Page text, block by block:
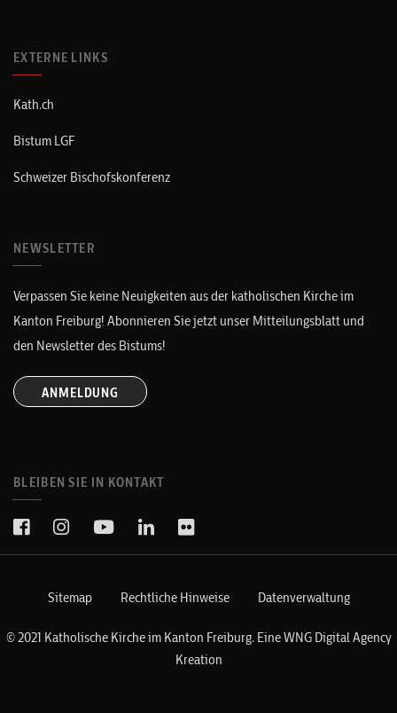
EXTERNE LINKS
Kath.ch
Bistum LGF
Schweizer Bischofskonferenz
NEWSLETTER
Verpassen Sie keine Neuigkeiten aus der katholischen Kirche im
Kanton Freiburg! Abonnieren Sie jetzt unser Mitteilungsblatt und
den Newsletter des Bistums!
ANMELDUNG
BLEIBEN SIE IN KONTAKT
Sitemap Rechtliche Hinweise Datenverwaltung
© 2021 Katholische Kirche im Kanton Freiburg. EineWNG Digital Agency
Kreation